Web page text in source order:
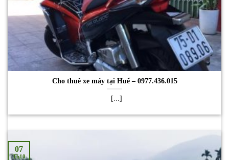
Cho thuê xe máy tại Huế – 0977.436.015
[...]
07
Th10